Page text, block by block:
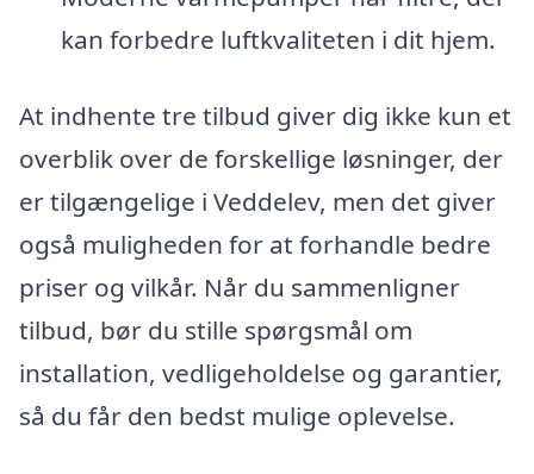
kan forbedre luftkvaliteten i dit hjem.
At indhente tre tilbud giver dig ikke kun et
overblik over de forskellige løsninger, der
er tilgængelige i Veddelev, men det giver
også muligheden for at forhandle bedre
priser og vilkår. Når du sammenligner
tilbud, bør du stille spørgsmål om
installation, vedligeholdelse og garantier,
så du får den bedst mulige oplevelse.